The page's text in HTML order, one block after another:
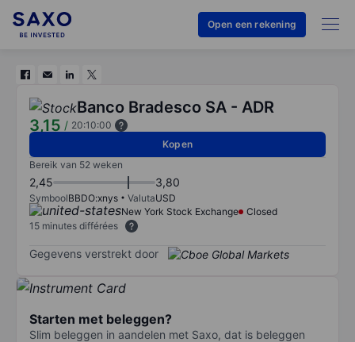
Open een rekening
Banco Bradesco SA - ADR
3,15 / 20:10:00
Kopen
Bereik van 52 weken
2,45 3,80
SymboolBBDO:xnys ValutaUSD
New York Stock Exchange
Closed
15 minutes différées
Gegevens verstrekt door
Starten met beleggen?
Slim beleggen in aandelen met Saxo, dat is beleggen